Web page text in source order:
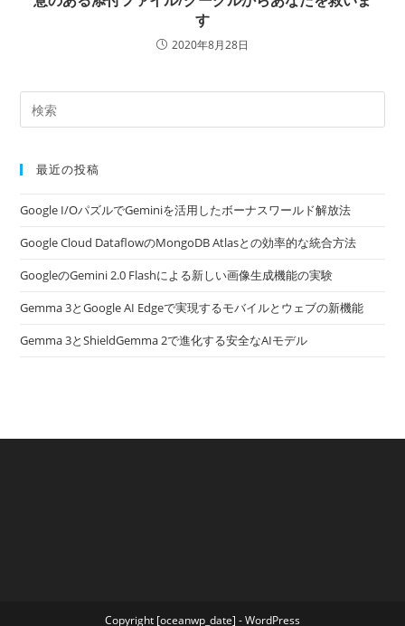
す
2020年8月28日
最近の投稿
Google I/OパズルでGeminiを活用したボーナスワールド解放法
Google Cloud DataflowのMongoDB Atlasとの効率的な統合方法
GoogleのGemini 2.0 Flashによる新しい画像生成機能の実験
Gemma 3とGoogle AI Edgeで実現するモバイルとウェブの新機能
Gemma 3とShieldGemma 2で進化する安全なAIモデル
Copyright [oceanwp_date] - WordPress